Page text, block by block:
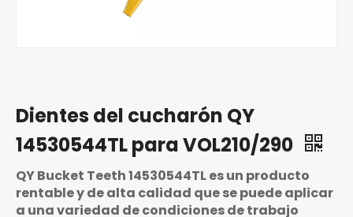
Dientes del cucharón QY
14530544TL para VOL210/290
QY Bucket Teeth 14530544TL es un producto
rentable y de alta calidad que se puede aplicar
a una variedad de condiciones de trabajo